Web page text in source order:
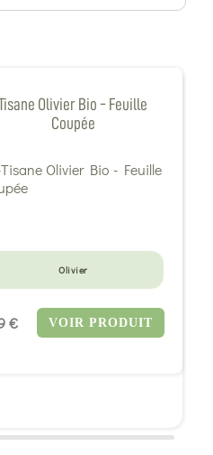
Olivier Bio - Feuille
Coupée
Olivier
€ VOIR PRODUIT